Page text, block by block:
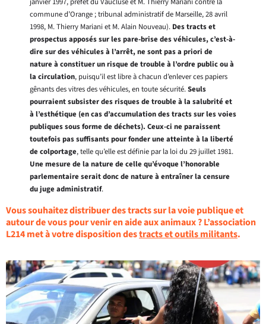
commune d’Orange ; tribunal administratif de Marseille, 28 avril
1998, M. Thierry Mariani et M. Alain Nouveau). Des tracts et
prospectus apposés sur les pare-brise des véhicules, c’est-à-
dire sur des véhicules à l’arrêt, ne sont pas a priori de
nature à constituer un risque de trouble à l’ordre public ou à
la circulation, puisqu’il est libre à chacun d’enlever ces papiers
gênants des vitres des véhicules, en toute sécurité.Seuls
pourraient subsister des risques de trouble à la salubrité et
à l’esthétique (en cas d’accumulation des tracts sur les voies
publiques sous forme de déchets). Ceux-ci ne paraissent
toutefois pas suffisants pour fonder une atteinte à la liberté
de colportage, telle qu’elle est définie par la loi du 29 juillet 1981.
Une mesure de la nature de celle qu’évoque l’honorable
parlementaire serait donc de nature à entraîner la censure
du juge administratif.
Vous souhaitez distribuer des tracts sur la voie publique et
autour de vous pour venir en aide aux animaux ? L’association
L214 met à votre disposition destracts et outils militants.